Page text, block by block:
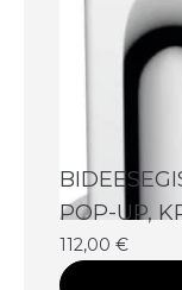
POP-UP,
112,00 €